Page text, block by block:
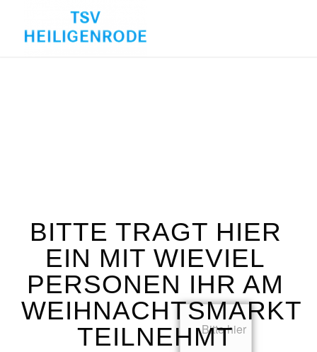
BITTE TRAGT HIER
EIN MIT WIEVIEL
PERSONEN IHR AM
WEIHNACHTSMARKT
TEILNEHMT